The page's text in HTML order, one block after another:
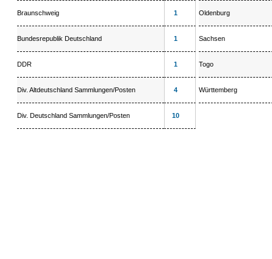
Braunschweig 1
Bundesrepublik Deutschland 1
DDR 1
Div. Altdeutschland Sammlungen/Posten 4
Div. Deutschland Sammlungen/Posten 10
Oldenburg
Sachsen
Togo
Württemberg